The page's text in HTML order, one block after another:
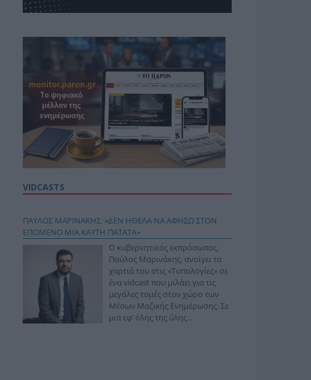
VIDCASTS
ΠΑΥΛΟΣ ΜΑΡΙΝΑΚΗΣ: «ΔΕΝ ΗΘΕΛΑ ΝΑ ΑΦΗΣΩ ΣΤΟΝ
ΕΠΟΜΕΝΟ ΜΙΑ ΚΑΥΤΗ ΠΑΤΑΤΑ»
Ο κυβερνητικός εκπρόσωπος,
Παύλος Μαρινάκης, ανοίγει τα
χαρτιά του στις «Τυπολογίες» σε
ένα vidcast που μιλάει για τις
μεγάλες τομές στον χώρο των
Μέσων Μαζικής Ενημέρωσης. Σε
μια εφ’ όλης της ύλης